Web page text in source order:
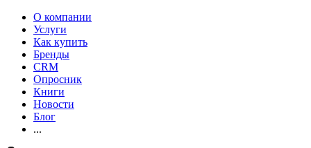
О компании
Услуги
Как купить
Бренды
CRM
Опросник
Книги
Новости
Блог
...